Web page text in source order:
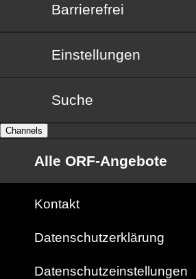
Barrierefrei
Barrierefrei
Einstellungen
Suche
Channels
Alle ORF-Angebote
Kontakt
Datenschutzerklärung
Datenschutzeinstellungen